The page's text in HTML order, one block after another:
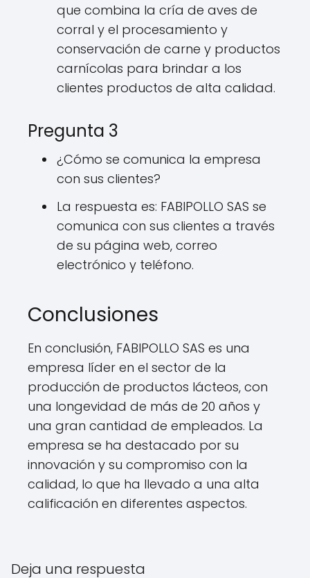
que combina la cría de aves de
corral y el procesamiento y
conservación de carne y productos
carnícolas para brindar a los
clientes productos de alta calidad.
Pregunta 3
¿Cómo se comunica la empresa
con sus clientes?
La respuesta es: FABIPOLLO SAS se
comunica con sus clientes a través
de su página web, correo
electrónico y teléfono.
Conclusiones
En conclusión, FABIPOLLO SAS es una
empresa líder en el sector de la
producción de productos lácteos, con
una longevidad de más de 20 años y
una gran cantidad de empleados. La
empresa se ha destacado por su
innovación y su compromiso con la
calidad, lo que ha llevado a una alta
calificación en diferentes aspectos.
Deja una respuesta